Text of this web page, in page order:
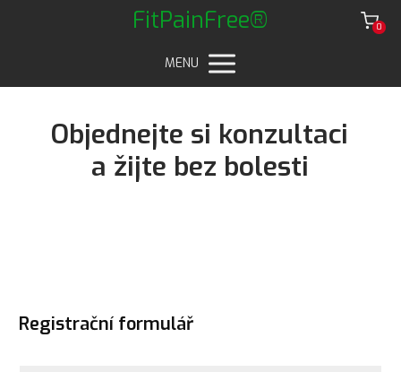
FitPainFree® 0
MENU
Objednejte si konzultaci
a žijte bez bolesti
Registrační formulář